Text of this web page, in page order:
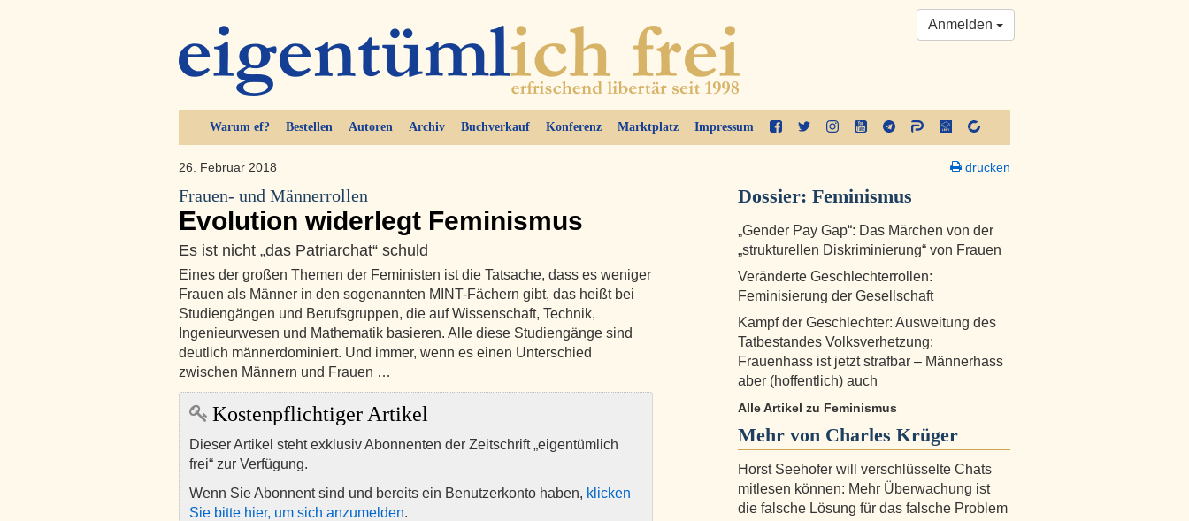
Warum ef? Bestellen Autoren Archiv Buchverkauf Konferenz Marktplatz Impressum
Anmelden
26. Februar 2018
Frauen- und Männerrollen
Evolution widerlegt Feminismus
Es ist nicht „das Patriarchat“ schuld
Eines der großen Themen der Feministen ist die Tatsache, dass es weniger
Frauen als Männer in den sogenannten MINT-Fächern gibt, das heißt bei
Studiengängen und Berufsgruppen, die auf Wissenschaft, Technik,
Ingenieurwesen und Mathematik basieren. Alle diese Studiengänge sind
deutlich männerdominiert. Und immer, wenn es einen Unterschied
zwischen Männern und Frauen …
Kostenpflichtiger Artikel
Dieser Artikel steht exklusiv Abonnenten der Zeitschrift „eigentümlich
frei“ zur Verfügung.
Wenn Sie Abonnent sind und bereits ein Benutzerkonto haben, klicken
Sie bitte hier, um sich anzumelden.
drucken
Dossier: Feminismus
„Gender Pay Gap“: Das Märchen von der
„strukturellen Diskriminierung“ von Frauen
Veränderte Geschlechterrollen:
Feminisierung der Gesellschaft
Kampf der Geschlechter: Ausweitung des
Tatbestandes Volksverhetzung:
Frauenhass ist jetzt strafbar – Männerhass
aber (hoffentlich) auch
Alle Artikel zu Feminismus
Mehr von Charles Krüger
Horst Seehofer will verschlüsselte Chats
mitlesen können: Mehr Überwachung ist
die falsche Lösung für das falsche Problem